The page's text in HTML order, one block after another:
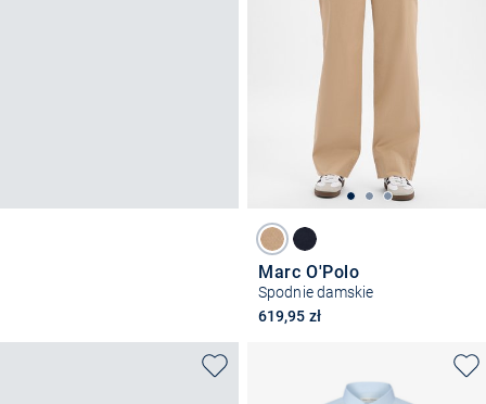
Marc O'Polo
Spodnie damskie
619,95 zł